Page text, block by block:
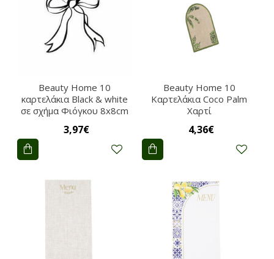
Beauty Home 10
καρτελάκια Black & white
σε σχήμα Φιόγκου 8x8cm
3,97€
Beauty Home 10
Καρτελάκια Coco Palm
Χαρτί
4,36€